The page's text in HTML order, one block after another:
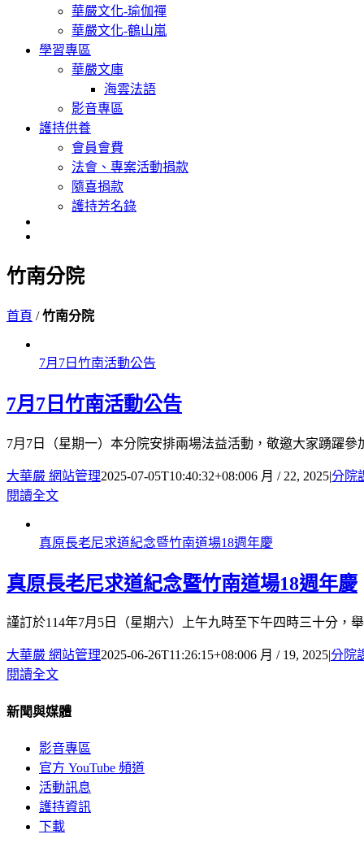
華嚴文化-瑜伽禪
華嚴文化-鶴山嵐
學習專區
華嚴文庫
海雲法語
影音專區
護持供養
會員會費
法會、專案活動捐款
隨喜捐款
護持芳名錄
竹南分院
首頁 /竹南分院
7月7日竹南活動公告
7月7日竹南活動公告
7月7日（星期一）本分院安排兩場法益活動，敬邀大家踴躍參
大華嚴 網站管理2025-07-05T10:40:32+08:006 月 / 22, 2025|分院
閱讀全文
真原長老尼求道紀念暨竹南道場18週年慶
真原長老尼求道紀念暨竹南道場18週年慶
謹訂於114年7月5日（星期六）上午九時至下午四時三十分，
大華嚴 網站管理2025-06-26T11:26:15+08:006 月 / 19, 2025|分院
閱讀全文
新聞與媒體
影音專區
官方 YouTube 頻道
活動訊息
護持資訊
下載